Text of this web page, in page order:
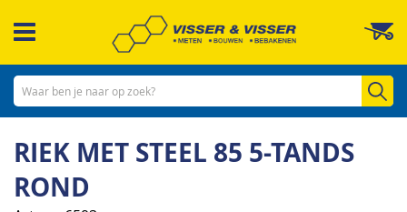
naar
inhoud
RIEK MET STEEL 85 5-TANDS
ROND